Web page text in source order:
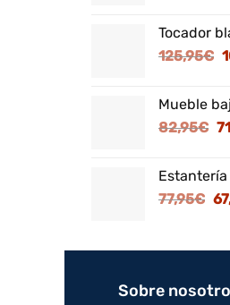
Tocador
125,95€
Mueble
82,95€ El
77,95€ El
Sobre